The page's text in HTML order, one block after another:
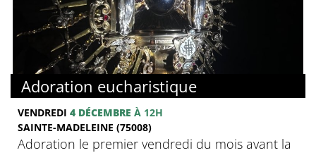
Adoration eucharistique
VENDREDI 4 DÉCEMBRE À 12H
SAINTE-MADELEINE (75008)
Adoration le premier vendredi du mois avant la